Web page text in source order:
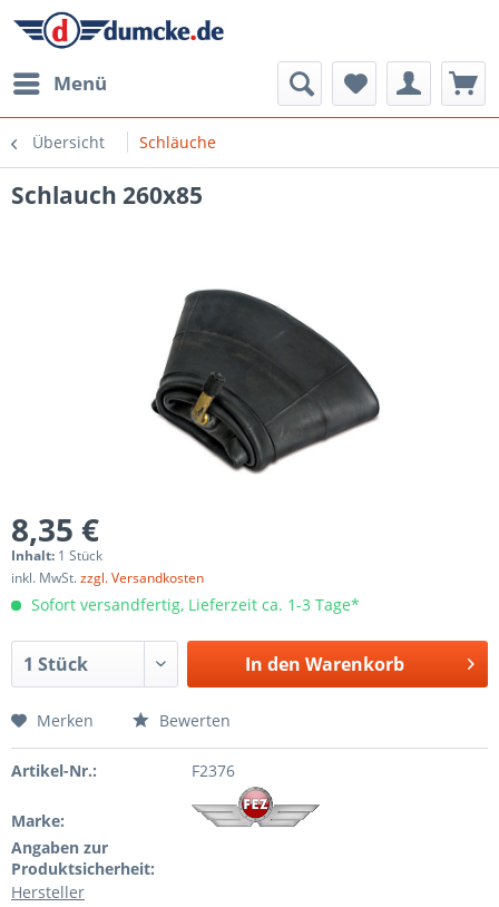
Menü
Übersicht Schläuche
Schlauch 260x85
8,35 €
Inhalt: 1 Stück
inkl. MwSt.zzgl. Versandkosten
Sofort versandfertig, Lieferzeit ca. 1-3 Tage*
In den Warenkorb
Merken Bewerten
Artikel-Nr.: F2376
Marke:
Angaben zur
Produktsicherheit:
Hersteller